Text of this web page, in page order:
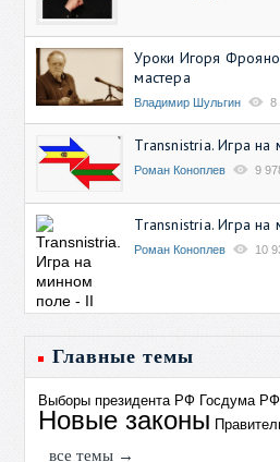
Уроки Игоря
мастера
Владимир Шульгин 8
Transnistria. Игра
Роман Коноплев 9
Transnistria. Игра
Роман Коноплев 10
Главные темы
Выборы президента РФ Госдума РФ
Новые законы
все темы →